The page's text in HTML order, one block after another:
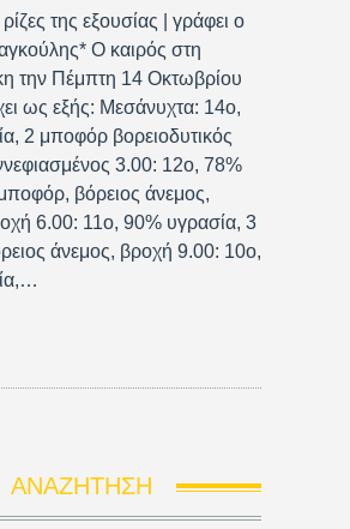
της εξουσίας | γράφει ο
Ο καιρός στη
την Πέμπτη 14 Οκτωβρίου
ως εξής: Μεσάνυχτα: 14ο,
2 μποφόρ βορειοδυτικός
3.00: 12ο, 78%
βόρειος άνεμος,
6.00: 11ο, 90% υγρασία, 3
άνεμος, βροχή 9.00: 10ο,
ΑΝΑΖΉΤΗΣΗ